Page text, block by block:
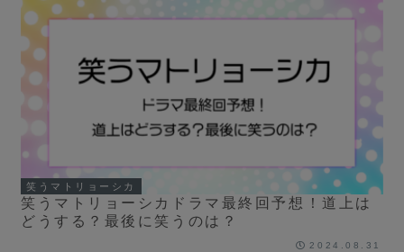
笑うマトリョーシカ
笑うマトリョーシカドラマ最終回予想！道上は
どうする？最後に笑うのは？
2024.08.31